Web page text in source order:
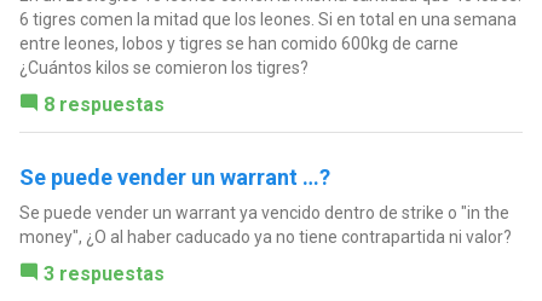
6 tigres comen la mitad que los leones. Si en total en una semana
entre leones, lobos y tigres se han comido 600kg de carne
¿Cuántos kilos se comieron los tigres?
8 respuestas
Se puede vender un warrant …?
Se puede vender un warrant ya vencido dentro de strike o "in the
money", ¿O al haber caducado ya no tiene contrapartida ni valor?
3 respuestas